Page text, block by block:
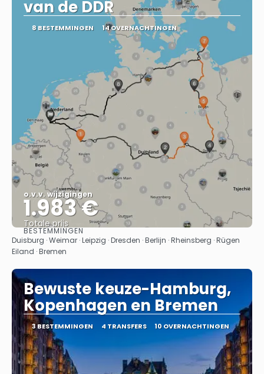
van de DDR
8 BESTEMMINGEN 14 OVERNACHTINGEN
o.v.v. wijzigingen
1.983 €
Totale prijs
Bekijk
BESTEMMINGEN
Duisburg · Weimar · Leipzig · Dresden · Berlijn · Rheinsberg · Rügen
Eiland · Bremen
Bewuste keuze-Hamburg,
Kopenhagen en Bremen
3 BESTEMMINGEN 4 TRANSFERS 10 OVERNACHTINGEN